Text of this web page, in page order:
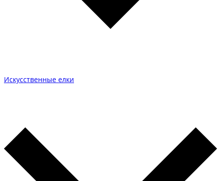
Искусственные елки